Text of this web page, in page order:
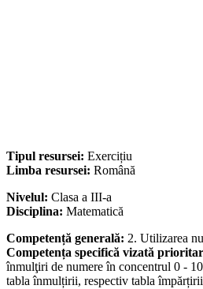
Tipul resursei: Exercițiu
Limba resursei: Română
Nivelul: Clasa a III-a
Disciplina: Matematică
Competență generală: 2. Utilizarea
Competența specifică vizată
înmulţiri de numere în concentrul 0 -
tabla înmulțirii, respectiv tabla împărțirii